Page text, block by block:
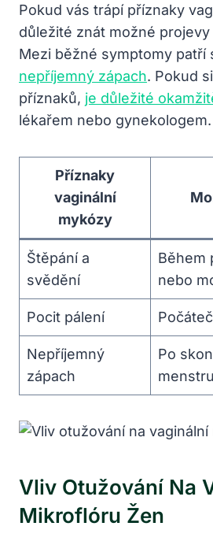
Pokud vás trápí příznaky
důležité znát možné
Mezi běžné symptomy patří
nepříjemný zápach. Pokud
příznaků, je důležité
lékařem nebo gynekologem.
Příznaky
vaginální
mykózy
Štěpání a
svědění
Během
nebo
Pocit pálení
Nepříjemný
zápach
Po
Vliv Otužování Na
Mikroflóru Žen